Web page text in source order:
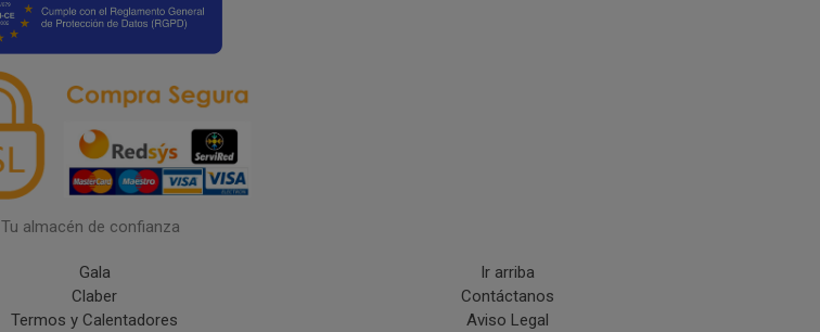
Tu almacén de confianza
Gala
Claber
Termos y Calentadores
Ir arriba
Contáctanos
Aviso Legal